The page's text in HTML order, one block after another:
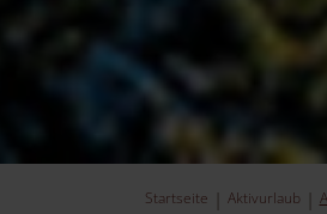
Startseite Aktivurlaub